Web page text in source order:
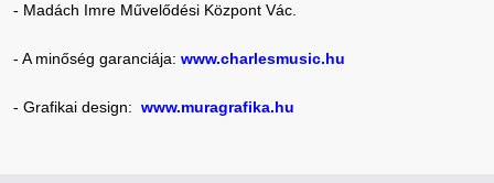
- Madách Imre Művelődési Központ Vác.
- A minőség garanciája: www.charlesmusic.hu
- Grafikai design: www.muragrafika.hu